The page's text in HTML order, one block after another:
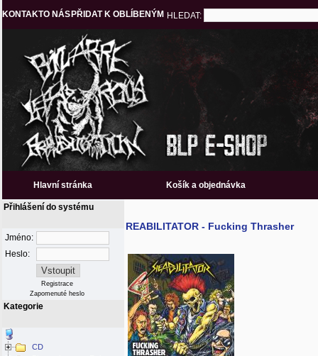
KONTAKTO NÁS PŘIDAT K OBLÍBENÝM HLEDAT:
Hlavní stránka Košík a objednávka
Přihlášení do systému
Jméno:
Heslo:
Registrace
Zapomenuté heslo
Kategorie
CD
REABILITATOR - Fucking Thrasher